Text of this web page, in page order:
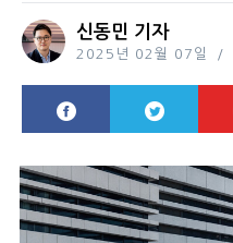
신동민 기자
2025년 02월 07일